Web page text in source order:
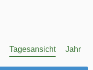
Tagesansicht